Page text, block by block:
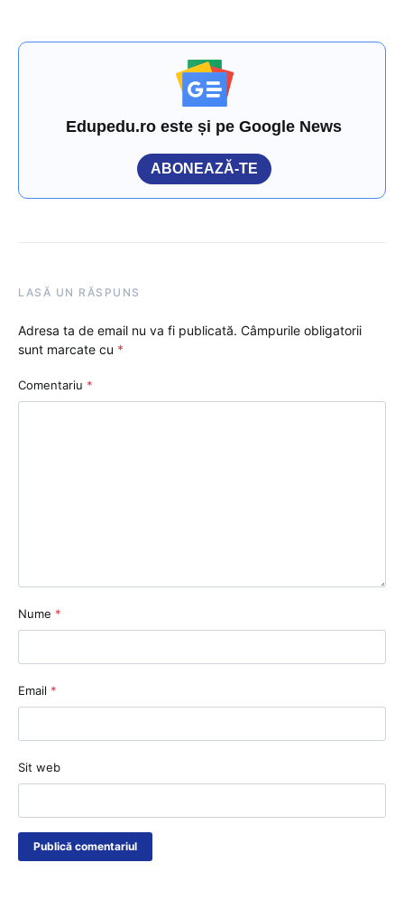
Edupedu.ro este și pe Google News
ABONEAZĂ-TE
LASĂ UN RĂSPUNS
Adresa ta de email nu va fi publicată. Câmpurile obligatorii
sunt marcate cu *
Comentariu *
Nume *
Email *
Sit web